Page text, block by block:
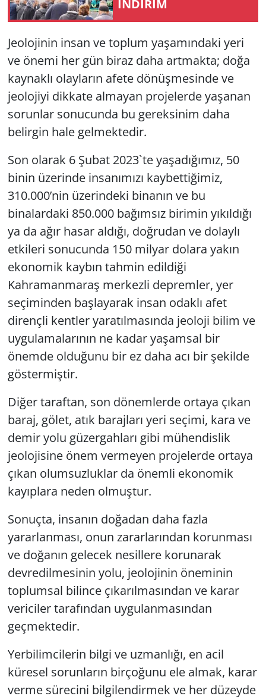
İNDİRİM
Jeolojinin insan ve toplum yaşamındaki yeri
ve önemi her gün biraz daha artmakta; doğa
kaynaklı olayların afete dönüşmesinde ve
jeolojiyi dikkate almayan projelerde yaşanan
sorunlar sonucunda bu gereksinim daha
belirgin hale gelmektedir.
Son olarak 6 Şubat 2023`te yaşadığımız, 50
binin üzerinde insanımızı kaybettiğimiz,
310.000’nin üzerindeki binanın ve bu
binalardaki 850.000 bağımsız birimin yıkıldığı
ya da ağır hasar aldığı, doğrudan ve dolaylı
etkileri sonucunda 150 milyar dolara yakın
ekonomik kaybın tahmin edildiği
Kahramanmaraş merkezli depremler, yer
seçiminden başlayarak insan odaklı afet
dirençli kentler yaratılmasında jeoloji bilim ve
uygulamalarının ne kadar yaşamsal bir
önemde olduğunu bir ez daha acı bir şekilde
göstermiştir.
Diğer taraftan, son dönemlerde ortaya çıkan
baraj, gölet, atık barajları yeri seçimi, kara ve
demir yolu güzergahları gibi mühendislik
jeolojisine önem vermeyen projelerde ortaya
çıkan olumsuzluklar da önemli ekonomik
kayıplara neden olmuştur.
Sonuçta, insanın doğadan daha fazla
yararlanması, onun zararlarından korunması
ve doğanın gelecek nesillere korunarak
devredilmesinin yolu, jeolojinin öneminin
toplumsal bilince çıkarılmasından ve karar
vericiler tarafından uygulanmasından
geçmektedir.
Yerbilimcilerin bilgi ve uzmanlığı, en acil
küresel sorunların birçoğunu ele almak, karar
verme sürecini bilgilendirmek ve her düzeyde